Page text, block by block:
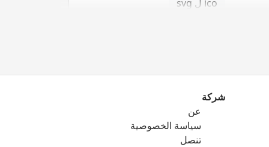
ico ل svg
png ل eps
png ل ico
شركة
عن
سياسة الخصوصية
تنصل